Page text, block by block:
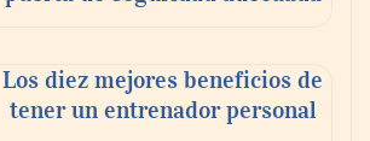
Los diez mejores beneficios de
tener un entrenador personal